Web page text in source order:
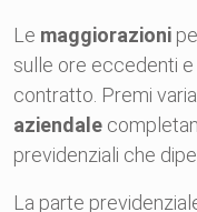
Le maggiorazioni
sulle ore eccedenti
contratto. Premi
aziendale
previdenziali che
La parte